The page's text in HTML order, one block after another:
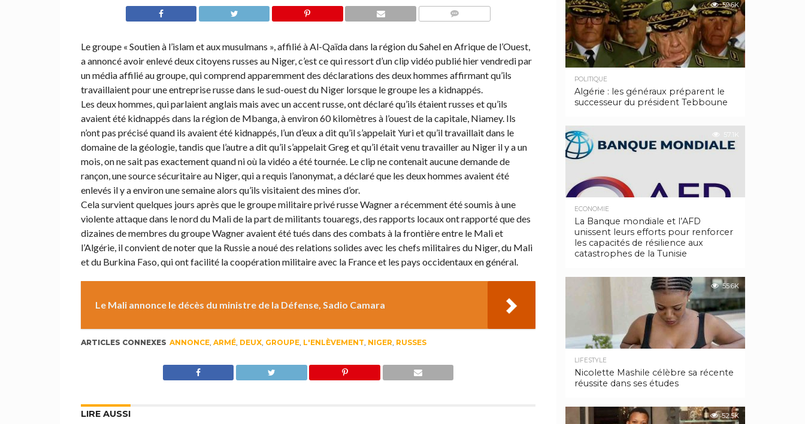
Le groupe « Soutien à l’islam et aux musulmans », affilié à Al-Qaïda dans la région du Sahel en Afrique de l’Ouest,
a annoncé avoir enlevé deux citoyens russes au Niger, c’est ce qui ressort d’un clip vidéo publié hier vendredi par
un média affilié au groupe, qui comprend apparemment des déclarations des deux hommes affirmant qu’ils
travaillaient pour une entreprise russe dans le sud-ouest du Niger lorsque le groupe les a kidnappés.
Les deux hommes, qui parlaient anglais mais avec un accent russe, ont déclaré qu’ils étaient russes et qu’ils
avaient été kidnappés dans la région de Mbanga, à environ 60 kilomètres à l’ouest de la capitale, Niamey. Ils
n’ont pas précisé quand ils avaient été kidnappés, l’un d’eux a dit qu’il s’appelait Yuri et qu’il travaillait dans le
domaine de la géologie, tandis que l’autre a dit qu’il s’appelait Greg et qu’il était venu travailler au Niger il y a un
mois, on ne sait pas exactement quand ni où la vidéo a été tournée. Le clip ne contenait aucune demande de
rançon, une source sécuritaire au Niger, qui a requis l’anonymat, a déclaré que les deux hommes avaient été
enlevés il y a environ une semaine alors qu’ils visitaient des mines d’or.
Cela survient quelques jours après que le groupe militaire privé russe Wagner a récemment été soumis à une
violente attaque dans le nord du Mali de la part de militants touaregs, des rapports locaux ont rapporté que des
dizaines de membres du groupe Wagner avaient été tués dans des combats à la frontière entre le Mali et
l’Algérie, il convient de noter que la Russie a noué des relations solides avec les chefs militaires du Niger, du Mali
et du Burkina Faso, qui ont facilité la coopération militaire avec la France et les pays occidentaux en général.
Le Mali annonce le décès du ministre de la Défense, Sadio Camara
ARTICLES CONNEXES ANNONCE, ARMÉ, DEUX, GROUPE, L'ENLÈVEMENT, NIGER, RUSSES
LIRE AUSSI
59.6K
POLITIQUE
Algérie : les généraux préparent le
successeur du président Tebboune
57.1K
ECONOMIE
La Banque mondiale et l’AFD
unissent leurs efforts pour renforcer
les capacités de résilience aux
catastrophes de la Tunisie
55.6K
LIFESTYLE
Nicolette Mashile célèbre sa récente
réussite dans ses études
52.5K